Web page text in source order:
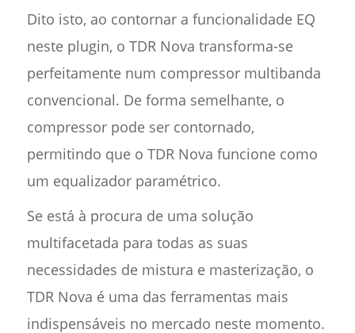
Dito isto, ao contornar a funcionalidade EQ
neste plugin, o TDR Nova transforma-se
perfeitamente num compressor multibanda
convencional. De forma semelhante, o
compressor pode ser contornado,
permitindo que o TDR Nova funcione como
um equalizador paramétrico.
Se está à procura de uma solução
multifacetada para todas as suas
necessidades de mistura e masterização, o
TDR Nova é uma das ferramentas mais
indispensáveis no mercado neste momento.